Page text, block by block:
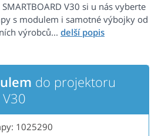
V30 si u nás vyberte
s modulem i samotné výbojky od
výrobců...
do projektoru
V30
1025290